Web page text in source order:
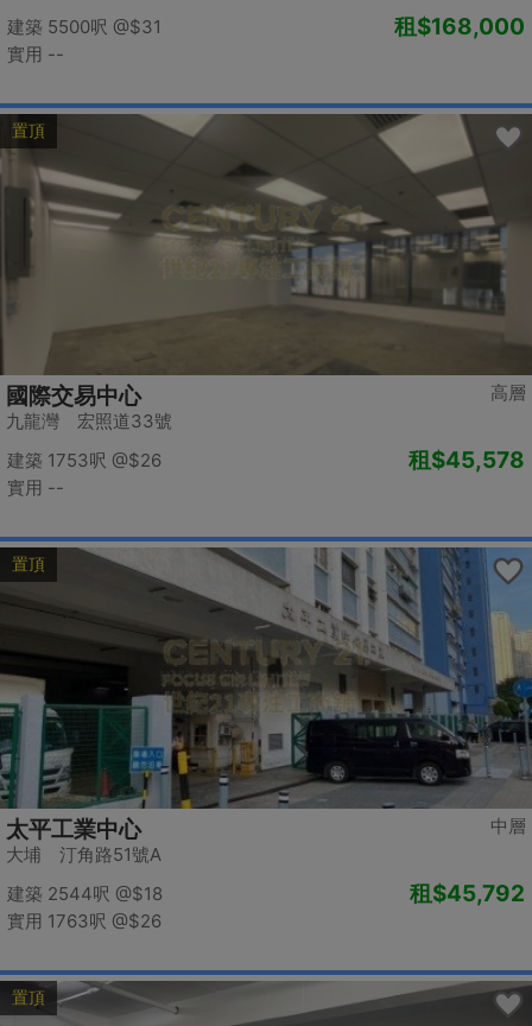
建築 5500呎 @$31
實用 --
租$168,000
置頂
高層
國際交易中心
九龍灣 宏照道33號
建築 1753呎 @$26
實用 --
租$45,578
置頂
中層
太平工業中心
大埔 汀角路51號A
建築 2544呎 @$18
實用 1763呎 @$26
租$45,792
置頂